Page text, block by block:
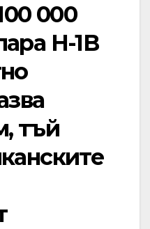
000
H-1B
тъй